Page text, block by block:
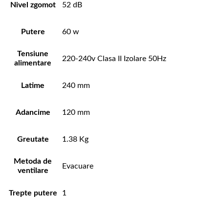
Nivel zgomot 52 dB
Putere 60 w
Tensiune
alimentare
220-240v Clasa II Izolare 50Hz
Latime 240 mm
Adancime 120 mm
Greutate 1.38 Kg
Metoda de
ventilare
Evacuare
Trepte putere 1